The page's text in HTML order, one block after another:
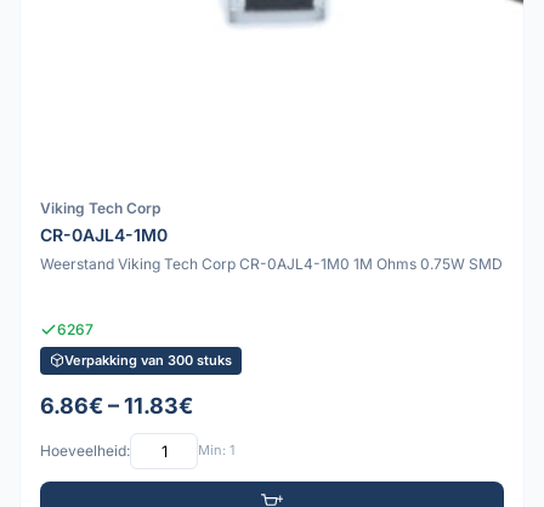
Viking Tech Corp
CR-0AJL4-1M0
Weerstand Viking Tech Corp CR-0AJL4-1M0 1M Ohms 0.75W SMD
6267
Verpakking van 300 stuks
6.86€ – 11.83€
Hoeveelheid: Min: 1